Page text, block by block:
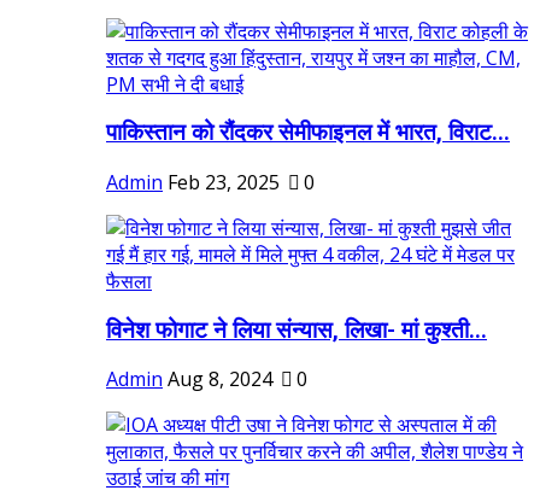
पाकिस्तान को रौंदकर सेमीफाइनल में भारत, विराट...
Admin Feb 23, 2025 0
विनेश फोगाट ने लिया संन्यास, लिखा- मां कुश्ती...
Admin Aug 8, 2024 0